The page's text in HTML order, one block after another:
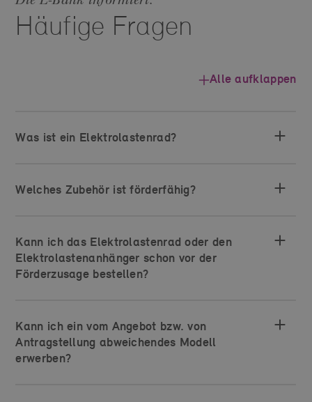
Häufige Fragen
Alle aufklappen
Was ist ein Elektrolastenrad?
Welches Zubehör ist förderfähig?
Kann ich das Elektrolastenrad oder den
Elektrolastenanhänger schon vor der
Förderzusage bestellen?
Kann ich ein vom Angebot bzw. von
Antragstellung abweichendes Modell
erwerben?